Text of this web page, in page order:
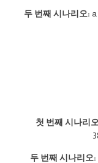
두 번째 시나리오:
첫 번째 시나리
두 번째 시나리오: